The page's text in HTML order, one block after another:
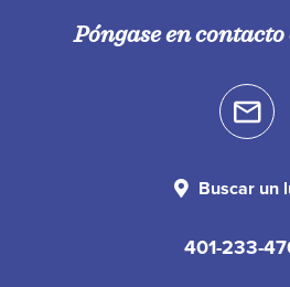
Póngase en
Buscar un
401-233-